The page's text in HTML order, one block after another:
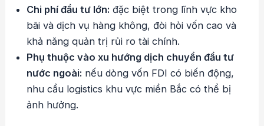
Chi phí đầu tư lớn: đặc biệt trong lĩnh vực kho
bãi và dịch vụ hàng không, đòi hỏi vốn cao và
khả năng quản trị rủi ro tài chính.
Phụ thuộc vào xu hướng dịch chuyển đầu tư
nước ngoài: nếu dòng vốn FDI có biến động,
nhu cầu logistics khu vực miền Bắc có thể bị
ảnh hưởng.